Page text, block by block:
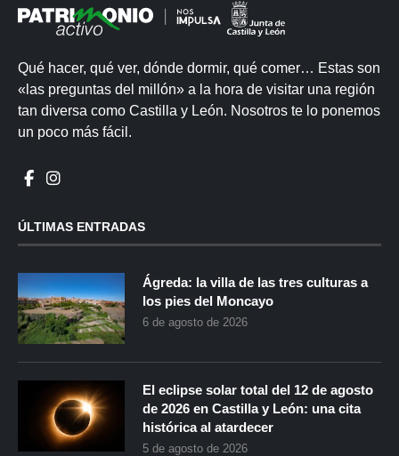
Qué hacer, qué ver, dónde dormir, qué comer… Estas son
«las preguntas del millón» a la hora de visitar una región
tan diversa como Castilla y León. Nosotros te lo ponemos
un poco más fácil.
ÚLTIMAS ENTRADAS
Ágreda: la villa de las tres culturas a
los pies del Moncayo
6 de agosto de 2026
El eclipse solar total del 12 de agosto
de 2026 en Castilla y León: una cita
histórica al atardecer
5 de agosto de 2026